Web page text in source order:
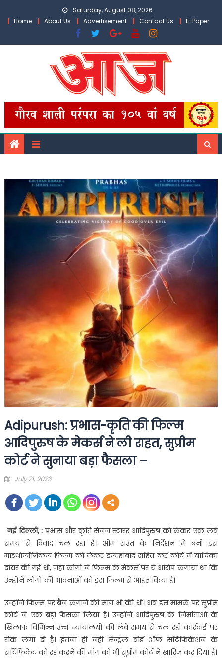
Saturday, August 08, 2026
Home
About Us Advertisement Contact Us E-Paper
Adipurush: प्रभास-कृति की फिल्म
आदिपुरुष के मेकर्स ने ली राहत, सुप्रीम
कोर्ट ने सुनाया बड़ा फैसला –
Posted
July 21, 2023
नई दिल्ली, :प्रभास और कृति सेनन स्टारर आदिपुरुष को लेकर एक लंबे
समय से विवाद चल रहा है। ओम राउत के निर्देशन में बनी इस
माइथोलॉजिकल फिल्म को लेकर इलाहाबाद सहित कई कोर्ट में याचिका
दायर की गई थी, जहां लोगों ने फिल्म के मेकर्स पर ये आरोप लगाया था कि
उन्होंने लोगों की भावनाओं को इस फिल्म से आहत किया है।
उन्होंने फिल्म पर बैन लगाने की मांग भी की थी। अब इस मामले पर सुप्रीम
कोर्ट ने एक बड़ा फैसला लिया है। उन्होंने आदिपुरुष के निर्माताओं के
खिलाफ विभिन्न उच्च न्यायालयों की लंबे समय से चल रही कार्रवाई पर
रोक लगा दी है। इतना ही नहीं सेन्ट्रल बोर्ड ऑफ सर्टिफिकेशन के
सर्टिफिकेट को रद्द करने की मांग को भी सुप्रीम कोर्ट ने खारिज कर दिया है।